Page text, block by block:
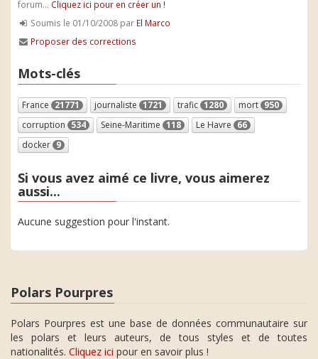
forum... Cliquez ici pour en créer un !
Soumis le 01/10/2008 par El Marco
Proposer des corrections
Mots-clés
France 21771 journaliste 1721 trafic 1280 mort 950
corruption 534 Seine-Maritime 118 Le Havre 66
docker 9
Si vous avez aimé ce livre, vous aimerez
aussi...
Aucune suggestion pour l'instant.
Polars Pourpres
Polars Pourpres est une base de données communautaire sur
les polars et leurs auteurs, de tous styles et de toutes
nationalités. Cliquez ici pour en savoir plus !